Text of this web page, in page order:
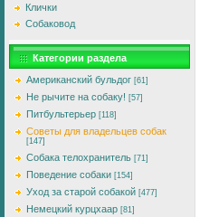
Клички
Собаковод
Категории раздела
Американский бульдог [61]
Не рычите на собаку! [57]
Питбультерьер [118]
Советы для владельцев собак
[147]
Собака телохранитель [71]
Поведение собаки [154]
Уход за старой собакой [477]
Немецкий курцхаар [81]